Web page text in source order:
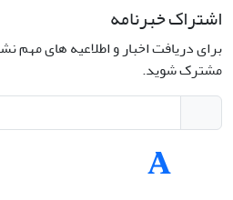
اشتراک خبرنامه
برای دریافت اخبار و اطلاعیه های مهم
مشترک شوید.